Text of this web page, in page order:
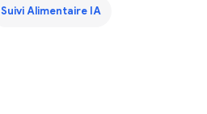
Suivi Alimentaire IA